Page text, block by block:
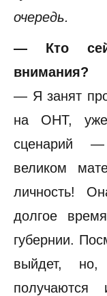
очередь.
— Кто
внимания?
— Я занят
на ОНТ,
сценарий
великом
личность!
долгое
губернии.
выйдет,
получаются